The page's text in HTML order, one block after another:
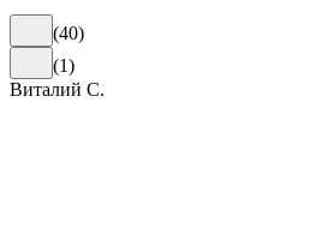
(40)
(1)
Виталий С.